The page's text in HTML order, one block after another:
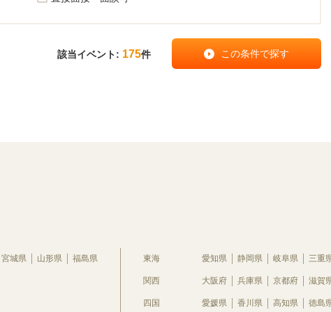
該当イベント: 175件
宮城県 山形県 福島県 東海 愛知県 静岡県 岐阜県 三重
関西 大阪府 兵庫県 京都府 滋賀
四国 愛媛県 香川県 高知県 徳島